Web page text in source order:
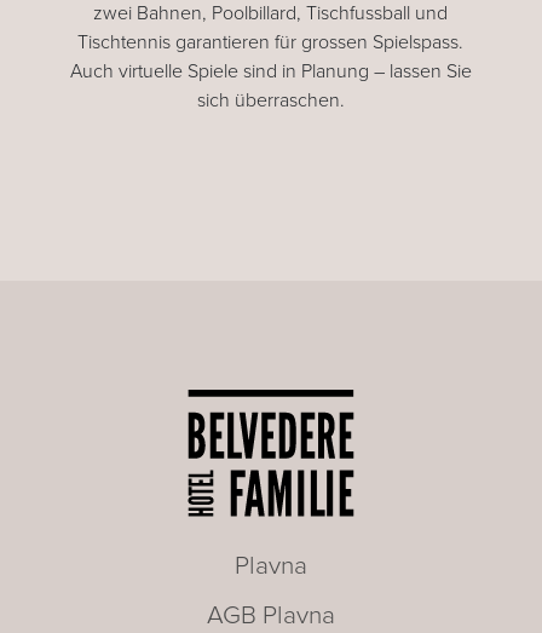
zwei Bahnen, Poolbillard, Tischfussball und
Tischtennis garantieren für grossen Spielspass.
Auch virtuelle Spiele sind in Planung – lassen Sie
sich überraschen.
Plavna
AGB Plavna